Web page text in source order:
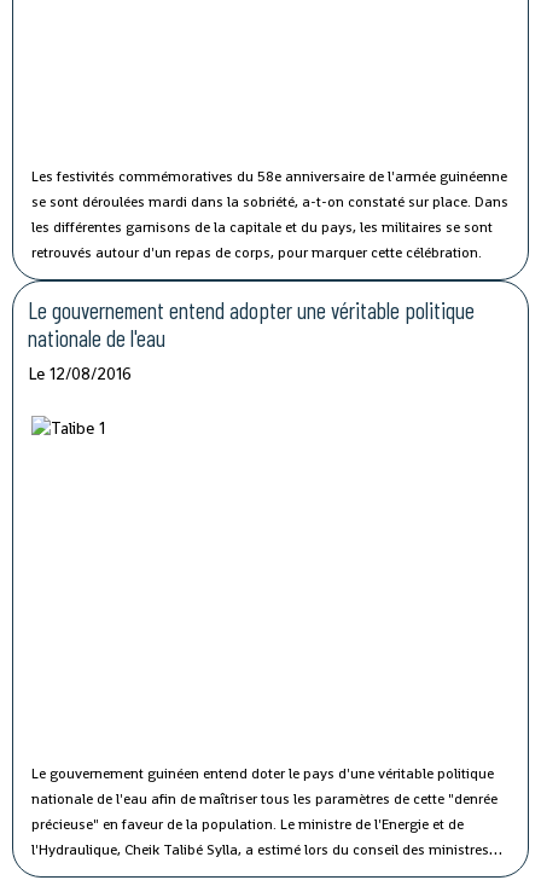
Les festivités commémoratives du 58e anniversaire de l'armée guinéenne
se sont déroulées mardi dans la sobriété, a-t-on constaté sur place. Dans
les différentes garnisons de la capitale et du pays, les militaires se sont
retrouvés autour d'un repas de corps, pour marquer cette célébration.
Le gouvernement entend adopter une véritable politique
nationale de l'eau
Le 12/08/2016
Le gouvernement guinéen entend doter le pays d'une véritable politique
nationale de l'eau afin de maîtriser tous les paramètres de cette "denrée
précieuse" en faveur de la population. Le ministre de l'Energie et de
l'Hydraulique, Cheik Talibé Sylla, a estimé lors du conseil des ministres
jeudi que le "potentiel des ressources en eau du pays est estimé à 226